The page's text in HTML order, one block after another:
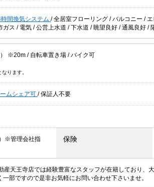
間換気システム /全居室フローリング /バルコニー /
ガス / 電気 /公営上水道 /下水道 / 眺望良好 /通風良好 /
） ※20m / 自転車置き場 /バイク可
ります。
ームシェア可 /保証人不要
※管理会社指
保険
産天王寺店では経験豊富なスタッフが在籍しており、
部ですので是非お気軽にお問い合わせ下さいませ。